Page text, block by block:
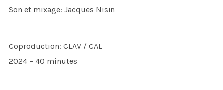
Son et mixage: Jacques Nisin
Coproduction: CLAV / CAL
2024 – 40 minutes